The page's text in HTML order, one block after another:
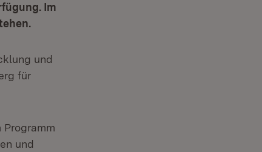
Im
und
für
und